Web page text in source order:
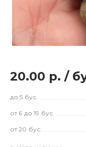
20.00 р. /
до 5 бус.
от 6 до 19 бус.
от 20 бус.